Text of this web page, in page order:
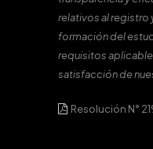
relativos al registro
formación del
requisitos
satisfacción de
Resolución N°